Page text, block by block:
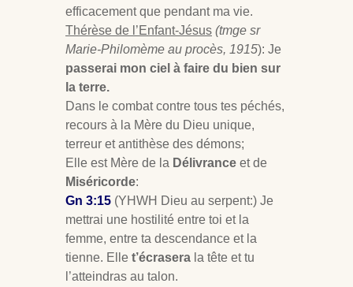
efficacement que pendant ma vie.
Thérèse de l’Enfant-Jésus (tmge sr
Marie-Philomème au procès, 1915): Je
passerai mon ciel à faire du bien sur
la terre.
Dans le combat contre tous tes péchés,
recours à la Mère du Dieu unique,
terreur et antithèse des démons;
Elle est Mère de la Délivrance et de
Miséricorde:
Gn 3:15 (YHWH Dieu au serpent:) Je
mettrai une hostilité entre toi et la
femme, entre ta descendance et la
tienne. Elle t’écrasera la tête et tu
l’atteindras au talon.